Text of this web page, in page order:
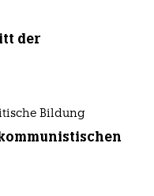
der
Bildung